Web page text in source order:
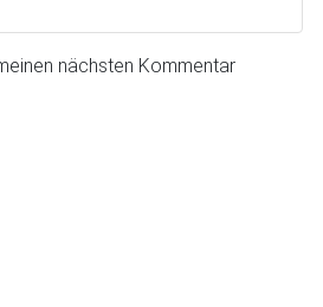
nächsten Kommentar